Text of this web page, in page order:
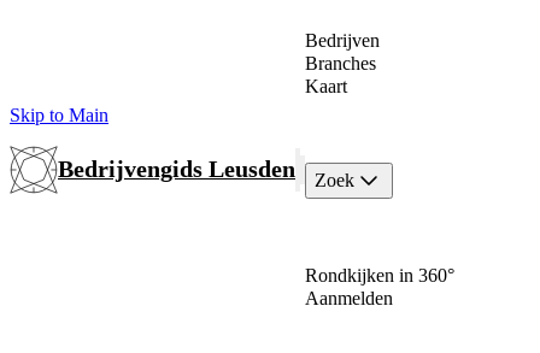
Skip to Main
Bedrijvengids Leusden
Bedrijven
Branches
Kaart
Zoek
Rondkijken in 360°
Aanmelden